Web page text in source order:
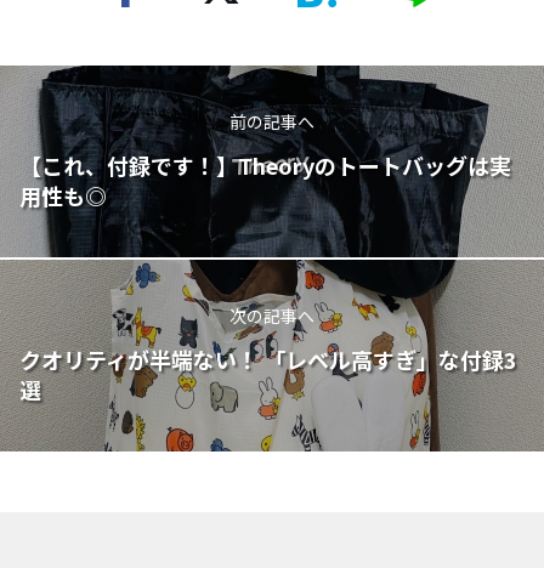
前の記事へ
【これ、付録です！】Theoryのトートバッグは実
用性も◎
次の記事へ
クオリティが半端ない！ 「レベル高すぎ」な付録3
選